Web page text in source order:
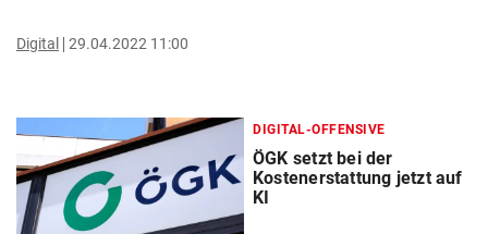
Digital 29.04.2022 11:00
DIGITAL-OFFENSIVE
ÖGK setzt bei der
Kostenerstattung jetzt auf
KI